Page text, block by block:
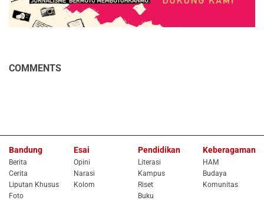
COMMENTS
Bandung
Berita
Cerita
Liputan Khusus
Foto
Esai
Opini
Narasi
Kolom
Pendidikan
Literasi
Kampus
Riset
Buku
Keberagaman
HAM
Budaya
Komunitas